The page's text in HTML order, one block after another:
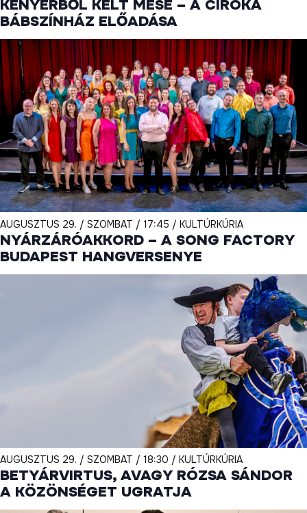
KENYÉRBŐL KELT MESE – A CIRÓKA
BÁBSZÍNHÁZ ELŐADÁSA
AUGUSZTUS 29. / SZOMBAT / 17:45 / KULTÚRKÚRIA
NYÁRZÁRÓAKKORD – A SONG FACTORY
BUDAPEST HANGVERSENYE
AUGUSZTUS 29. / SZOMBAT / 18:30 / KULTÚRKÚRIA
BETYÁRVIRTUS, AVAGY RÓZSA SÁNDOR
A KÖZÖNSÉGET UGRATJA